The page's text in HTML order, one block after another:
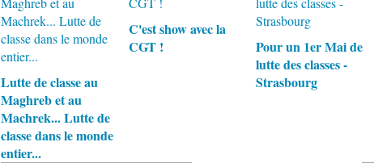
Lutte de classe au
Maghreb et au
Machrek... Lutte de
classe dans le monde
entier...
C'est show avec la
CGT !
Pour un 1er Mai de
lutte des classes -
Strasbourg